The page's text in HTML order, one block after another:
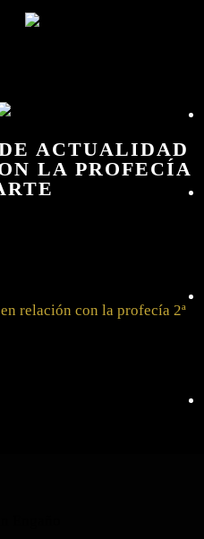
ACTUALIDAD
LA PROFECÍA
relación con la profecía 2ª